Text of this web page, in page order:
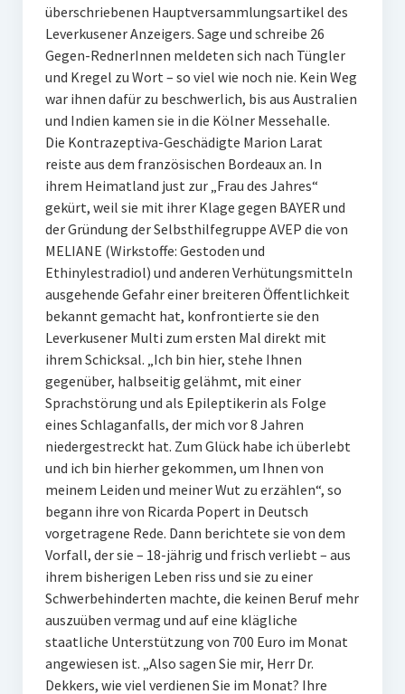
überschriebenen Hauptversammlungsartikel des
Leverkusener Anzeigers. Sage und schreibe 26
Gegen-RednerInnen meldeten sich nach Tüngler
und Kregel zu Wort – so viel wie noch nie. Kein Weg
war ihnen dafür zu beschwerlich, bis aus Australien
und Indien kamen sie in die Kölner Messehalle.
Die Kontrazeptiva-Geschädigte Marion Larat
reiste aus dem französischen Bordeaux an. In
ihrem Heimatland just zur „Frau des Jahres“
gekürt, weil sie mit ihrer Klage gegen BAYER und
der Gründung der Selbsthilfegruppe AVEP die von
MELIANE (Wirkstoffe: Gestoden und
Ethinylestradiol) und anderen Verhütungsmitteln
ausgehende Gefahr einer breiteren Öffentlichkeit
bekannt gemacht hat, konfrontierte sie den
Leverkusener Multi zum ersten Mal direkt mit
ihrem Schicksal. „Ich bin hier, stehe Ihnen
gegenüber, halbseitig gelähmt, mit einer
Sprachstörung und als Epileptikerin als Folge
eines Schlaganfalls, der mich vor 8 Jahren
niedergestreckt hat. Zum Glück habe ich überlebt
und ich bin hierher gekommen, um Ihnen von
meinem Leiden und meiner Wut zu erzählen“, so
begann ihre von Ricarda Popert in Deutsch
vorgetragene Rede. Dann berichtete sie von dem
Vorfall, der sie – 18-jährig und frisch verliebt – aus
ihrem bisherigen Leben riss und sie zu einer
Schwerbehinderten machte, die keinen Beruf mehr
auszuüben vermag und auf eine klägliche
staatliche Unterstützung von 700 Euro im Monat
angewiesen ist. „Also sagen Sie mir, Herr Dr.
Dekkers, wie viel verdienen Sie im Monat? Ihre